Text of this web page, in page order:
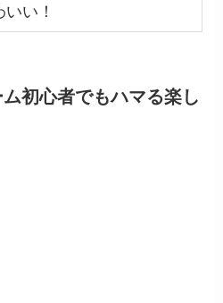
い！
初心者でもハマる楽し